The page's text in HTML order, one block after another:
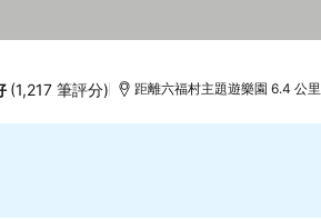
(1,217 筆評分) 距離六福村主題遊樂園 6.4 公里